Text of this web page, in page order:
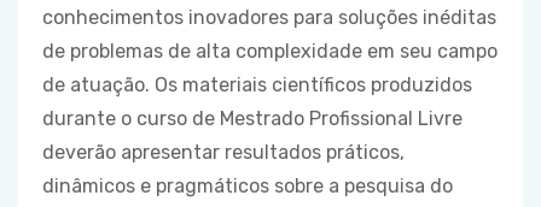
conhecimentos inovadores para soluções inéditas
de problemas de alta complexidade em seu campo
de atuação. Os materiais científicos produzidos
durante o curso de Mestrado Profissional Livre
deverão apresentar resultados práticos,
dinâmicos e pragmáticos sobre a pesquisa do